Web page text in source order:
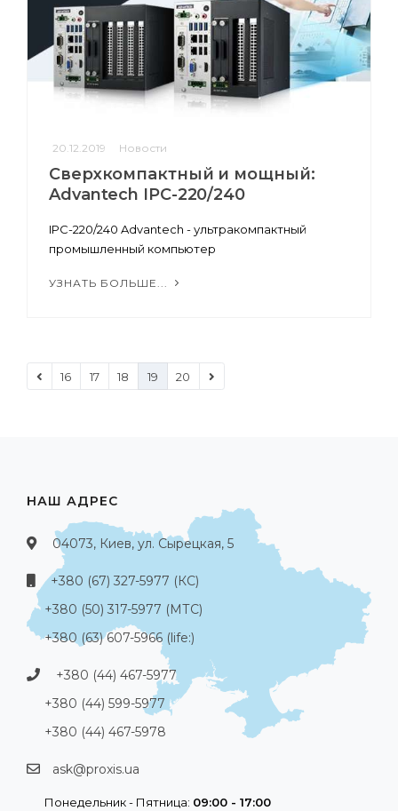
20.12.2019 Новости
Сверхкомпактный и мощный:
Advantech IPC-220/240
IPC-220/240 Advantech - ультракомпактный
промышленный компьютер
УЗНАТЬ БОЛЬШЕ...
16 17 18 19 20
НАШ АДРЕС
04073, Киев, ул. Сырецкая, 5
+380 (67) 327-5977 (КС)
+380 (50) 317-5977 (МТС)
+380 (63) 607-5966 (life:)
+380 (44) 467-5977
+380 (44) 599-5977
+380 (44) 467-5978
ask@proxis.ua
Понедельник - Пятница: 09:00 - 17:00